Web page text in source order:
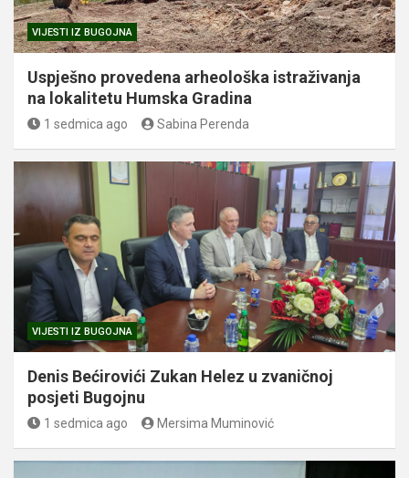
VIJESTI IZ BUGOJNA
Uspješno provedena arheološka istraživanja
na lokalitetu Humska Gradina
1 sedmica ago Sabina Perenda
VIJESTI IZ BUGOJNA
Denis Bećirovići Zukan Helez u zvaničnoj
posjeti Bugojnu
1 sedmica ago Mersima Muminović